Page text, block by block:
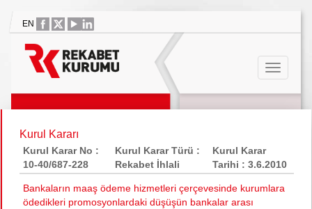
EN
Kurul Kararı
Kurul Karar No :
10-40/687-228
Kurul Karar Türü :
Rekabet İhlali
Kurul Karar
Tarihi : 3.6.2010
Bankaların maaş ödeme hizmetleri çerçevesinde kurumlara
ödedikleri promosyonlardaki düşüşün bankalar arası